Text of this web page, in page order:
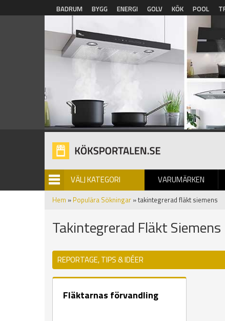
Hoppa till huvudinnehåll
BADRUM BYGG ENERGI GOLV KÖK POOL
VÄLJ KATEGORI VARUMÄRKEN
BILDGALLERI
Hem » Populära Sökningar » takintegrerad fläkt siemens
Takintegrerad Fläkt Siemens
REPORTAGE, TIPS & IDÉER
Fläktarnas förvandling